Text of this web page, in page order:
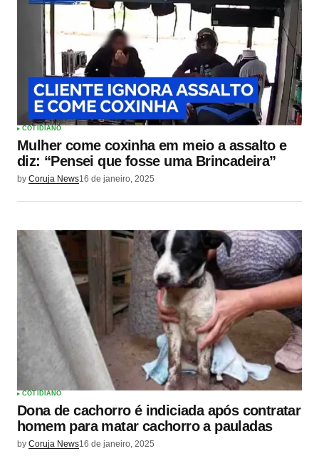
COTIDIANO
Mulher come coxinha em meio a assalto e
diz: “Pensei que fosse uma Brincadeira”
by Coruja News16 de janeiro, 2025
COTIDIANO
Dona de cachorro é indiciada após contratar
homem para matar cachorro a pauladas
by Coruja News16 de janeiro, 2025